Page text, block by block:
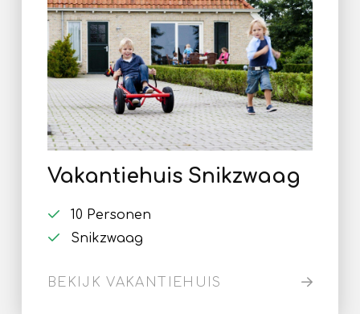
Vakantiehuis Snikzwaag
10 Personen
Snikzwaag
BEKIJK VAKANTIEHUIS